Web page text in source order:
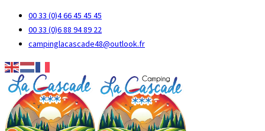
00 33 (0)4 66 45 45 45
00 33 (0)6 88 94 89 22
campinglacascade48@outlook.fr